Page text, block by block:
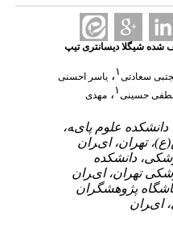
شده شیگلا دیسانتری تیپ
سعادتی۱ ، یاسر احسنی
حسینی۱ ، مهدی
ﻋﻠﻮم ﭘﺎیﻪ،
ﺗﻬﺮان، ایﺮان
داﻧﺸﮑﺪه
ﺗﻬﺮان، ایﺮان
ﭘﮋوﻫﺸﮕﺮان
ایﺮان